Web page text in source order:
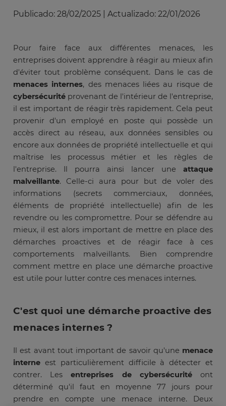
Publicado: 28/02/2025 Actualizado: 22/01/2026
Pour faire face aux différentes menaces, les
entreprises doivent apprendre à réagir au mieux afin
d'éviter tout problème conséquent. Dans le cas de
menaces internes, des menaces liées au risque de
cybersécurité provenant de l'intérieur de l'entreprise,
il est important de réagir très rapidement. Cela peut
provenir d'un employé en poste qui possède un
accès direct au réseau, aux données sensibles ou
encore aux données de propriété intellectuelle et qui
maîtrise les processus métier et les règles de
l'entreprise. Il pourra ainsi lancer une attaque
malveillante. Celle-ci aura pour but de voler des
informations (secrets commerciaux, données,
éléments de propriété intellectuelle) afin de les
revendre ou les compromettre. Pour se défendre au
mieux, il est alors important de mettre en place des
démarches proactives et de réagir face à ces
comportements malveillants. Bien comprendre
comment mettre en place une démarche proactive
est utile pour lutter contre ces menaces internes.
C'est quoi une démarche proactive des
menaces internes ?
Il est avant tout important de savoir qu'une menace
interne est particulièrement difficile à détecter et
contrer. Lesentreprises de cybersécuritéont
déterminé qu'il faut en moyenne 77 jours pour
prendre en compte une menace interne. Deux